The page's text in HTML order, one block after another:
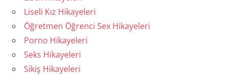
Liseli Kız Hikayeleri
Öğretmen Öğrenci Sex Hikayeleri
Porno Hikayeleri
Seks Hikayeleri
Sikiş Hikayeleri